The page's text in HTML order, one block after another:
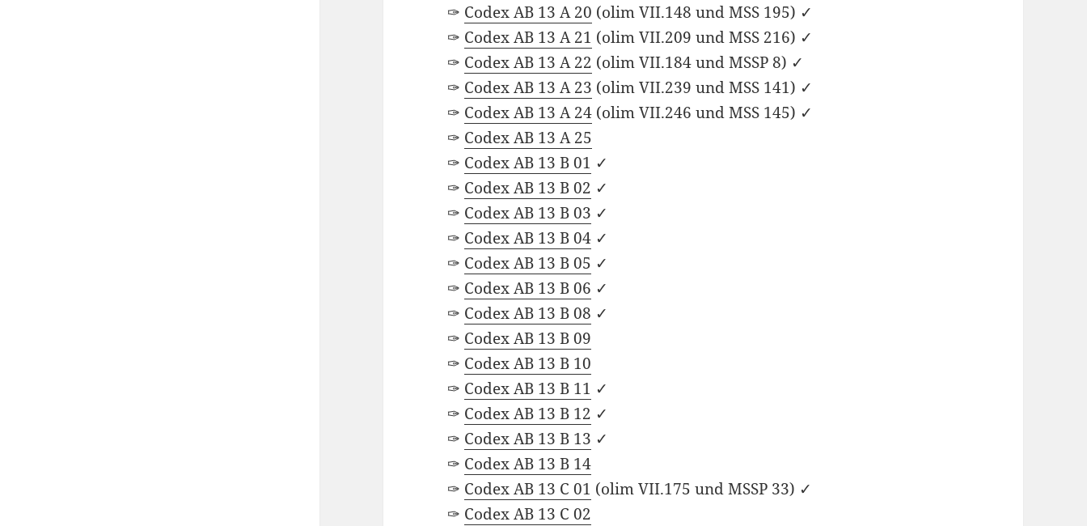
✑ Codex AB 13 A 20 (olim VII.148 und MSS 195) ✓
✑ Codex AB 13 A 21 (olim VII.209 und MSS 216) ✓
✑ Codex AB 13 A 22 (olim VII.184 und MSSP 8) ✓
✑ Codex AB 13 A 23 (olim VII.239 und MSS 141) ✓
✑ Codex AB 13 A 24 (olim VII.246 und MSS 145) ✓
✑ Codex AB 13 A 25
✑ Codex AB 13 B 01 ✓
✑ Codex AB 13 B 02 ✓
✑ Codex AB 13 B 03 ✓
✑ Codex AB 13 B 04 ✓
✑ Codex AB 13 B 05 ✓
✑ Codex AB 13 B 06 ✓
✑ Codex AB 13 B 08 ✓
✑ Codex AB 13 B 09
✑ Codex AB 13 B 10
✑ Codex AB 13 B 11 ✓
✑ Codex AB 13 B 12 ✓
✑ Codex AB 13 B 13 ✓
✑ Codex AB 13 B 14
✑ Codex AB 13 C 01 (olim VII.175 und MSSP 33) ✓
✑ Codex AB 13 C 02